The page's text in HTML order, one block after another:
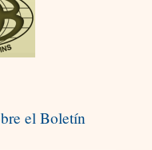
el Boletín